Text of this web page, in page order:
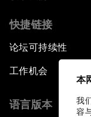
本
我
容
快捷链接
论坛可持续性
工作机会
语言版本